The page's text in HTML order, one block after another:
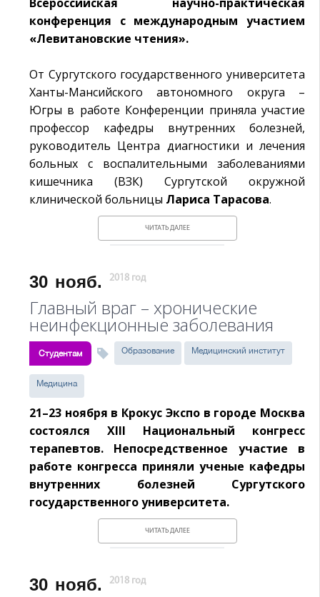
конференция с международным участием
«Левитановские чтения».
От Сургутского государственного университета
Ханты-Мансийского автономного округа –
Югры в работе Конференции приняла участие
профессор кафедры внутренних болезней,
руководитель Центра диагностики и лечения
больных с воспалительными заболеваниями
кишечника (ВЗК) Сургутской окружной
клинической больницы Лариса Тарасова.
ЧИТАТЬ ДАЛЕЕ
30 нояб. 2018 год
Главный враг – хронические
неинфекционные заболевания
Студентам Образование Медицинский институт
Медицина
21–23 ноября в Крокус Экспо в городе Москва
состоялся XIII Национальный конгресс
терапевтов. Непосредственное участие в
работе конгресса приняли ученые кафедры
внутренних болезней Сургутского
государственного университета.
ЧИТАТЬ ДАЛЕЕ
30 нояб. 2018 год